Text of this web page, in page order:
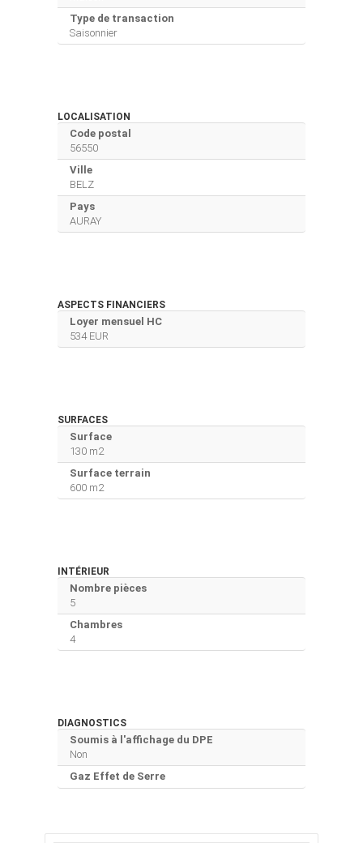
Type de transaction
Saisonnier
LOCALISATION
Code postal
56550
Ville
BELZ
Pays
AURAY
ASPECTS FINANCIERS
Loyer mensuel HC
534 EUR
SURFACES
Surface
130 m2
Surface terrain
600 m2
INTÉRIEUR
Nombre pièces
5
Chambres
4
DIAGNOSTICS
Soumis à l'affichage du DPE
Non
Gaz Effet de Serre